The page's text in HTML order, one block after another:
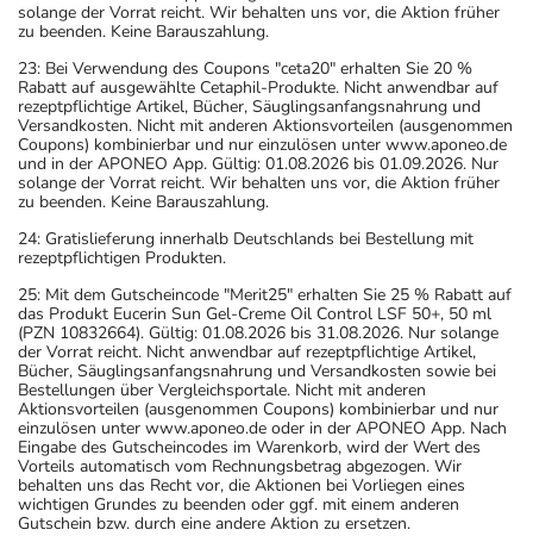
solange der Vorrat reicht. Wir behalten uns vor, die Aktion früher
zu beenden. Keine Barauszahlung.
23: Bei Verwendung des Coupons "ceta20" erhalten Sie 20 %
Rabatt auf ausgewählte Cetaphil-Produkte. Nicht anwendbar auf
rezeptpflichtige Artikel, Bücher, Säuglingsanfangsnahrung und
Versandkosten. Nicht mit anderen Aktionsvorteilen (ausgenommen
Coupons) kombinierbar und nur einzulösen unter www.aponeo.de
und in der APONEO App. Gültig: 01.08.2026 bis 01.09.2026. Nur
solange der Vorrat reicht. Wir behalten uns vor, die Aktion früher
zu beenden. Keine Barauszahlung.
24: Gratislieferung innerhalb Deutschlands bei Bestellung mit
rezeptpflichtigen Produkten.
25: Mit dem Gutscheincode "Merit25" erhalten Sie 25 % Rabatt auf
das Produkt Eucerin Sun Gel-Creme Oil Control LSF 50+, 50 ml
(PZN 10832664). Gültig: 01.08.2026 bis 31.08.2026. Nur solange
der Vorrat reicht. Nicht anwendbar auf rezeptpflichtige Artikel,
Bücher, Säuglingsanfangsnahrung und Versandkosten sowie bei
Bestellungen über Vergleichsportale. Nicht mit anderen
Aktionsvorteilen (ausgenommen Coupons) kombinierbar und nur
einzulösen unter www.aponeo.de oder in der APONEO App. Nach
Eingabe des Gutscheincodes im Warenkorb, wird der Wert des
Vorteils automatisch vom Rechnungsbetrag abgezogen. Wir
behalten uns das Recht vor, die Aktionen bei Vorliegen eines
wichtigen Grundes zu beenden oder ggf. mit einem anderen
Gutschein bzw. durch eine andere Aktion zu ersetzen.